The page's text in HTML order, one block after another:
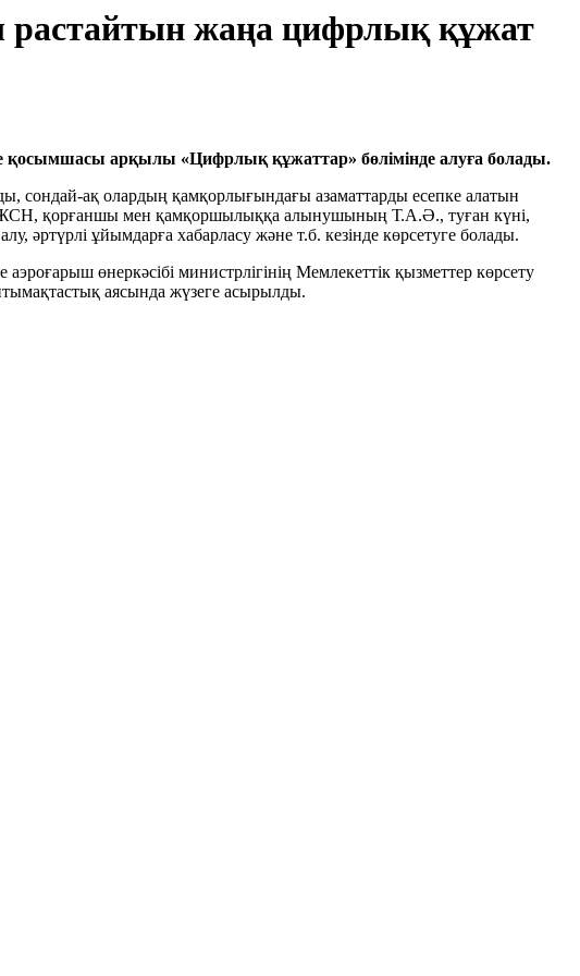
жаңа цифрлық құжат
қосымшасы арқылы «Цифрлық құжаттар» бөлімінде алуға болады.
сондай-ақ олардың қамқорлығындағы азаматтарды есепке алатын
ЖСН, қорғаншы мен қамқоршылыққа алынушының Т.А.Ә., туған күні,
әртүрлі ұйымдарға хабарласу және т.б. кезінде көрсетуге болады.
өнеркәсібі министрлігінің Мемлекеттік қызметтер көрсету
аясында жүзеге асырылды.